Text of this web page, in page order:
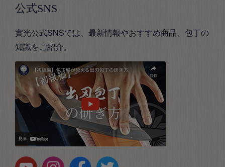
公式SNS
實光公式SNSでは、最新情報やおすすめ商品、包丁の
知識をご紹介。